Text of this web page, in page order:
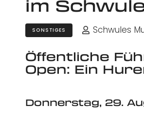
im
SONSTIGES Schwules
Öffentliche
Open: Ein
Donnerstag, 29.